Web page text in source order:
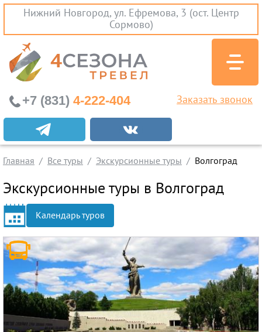
Нижний Новгород, ул. Ефремова, 3 (ост. Центр
Сормово)
Экскурсионные туры
Заграничные экскурсии
Туры на Черное Море
Вылеты из Нижнего Новгорода
Горящие туры
Железнодорожные туры
Круизы
+7 (831) 4-222-404 Заказать звонок
Главная Все туры Экскурсионные туры Волгоград
Экскурсионные туры в Волгоград
Календарь туров